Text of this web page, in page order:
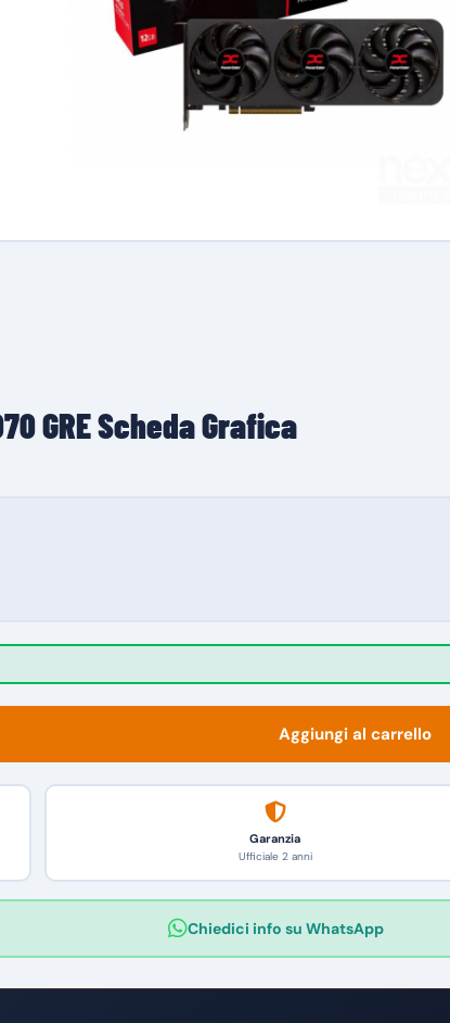
GRE Scheda Grafica
Aggiungi al carrello
Garanzia
Ufficiale 2 anni
Chiedici info su WhatsApp